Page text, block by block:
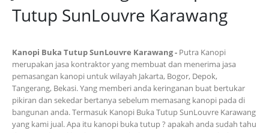
Tutup SunLouvre Karawang
Kanopi Buka Tutup SunLouvre Karawang - Putra Kanopi
merupakan jasa kontraktor yang membuat dan menerima jasa
pemasangan kanopi untuk wilayah Jakarta, Bogor, Depok,
Tangerang, Bekasi. Yang memberi anda keringanan buat bertukar
pikiran dan sekedar bertanya sebelum memasang kanopi pada di
bangunan anda. Termasuk Kanopi Buka Tutup SunLouvre Karawang
yang kami jual. Apa itu kanopi buka tutup ? apakah anda sudah tahu